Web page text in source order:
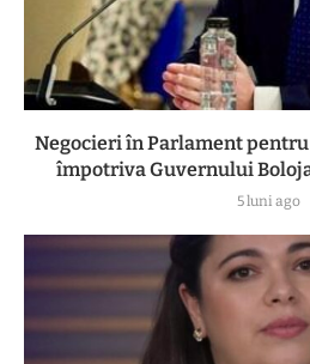
Negocieri în Parlament
împotriva Guvernului
5 luni ago